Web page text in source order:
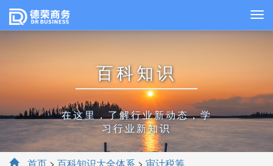
百科知识
在这里，了解行业新动态，学
习行业新知识